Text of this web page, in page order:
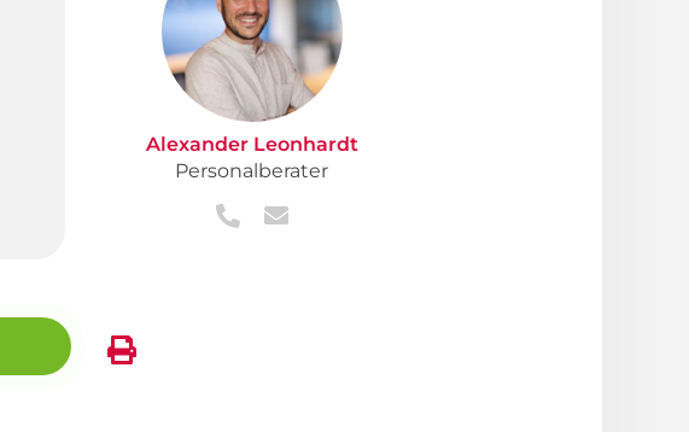
Alexander Leonhardt
Personalberater